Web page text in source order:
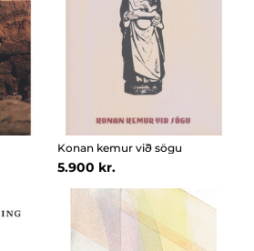
Konan kemur við sögu
5.900 kr.